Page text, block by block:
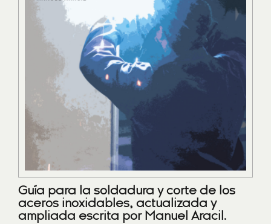
Guía para la soldadura y corte de los
aceros inoxidables, actualizada y
ampliada escrita por Manuel Aracil.